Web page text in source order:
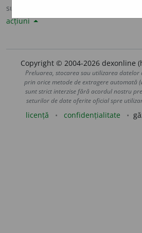
sursa:
acțiuni
Copyright © 2004-2026 dexonline
Preluarea, stocarea sau utilizarea datelor
prin orice metode de extragere automată
sunt strict interzise fără acordul nostru
seturilor de date oferite oficial spre
licență confidențialitate